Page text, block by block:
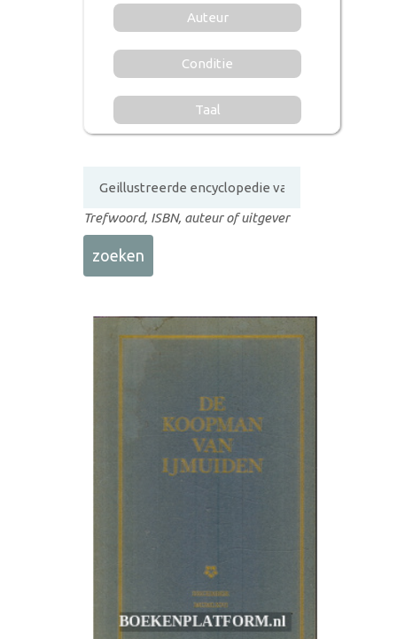
Auteur
Conditie
Taal
Trefwoord, ISBN, auteur of uitgever